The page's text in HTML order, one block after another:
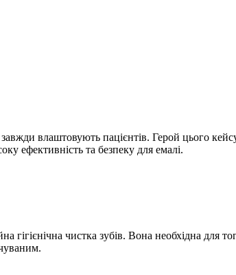
влаштовують пацієнтів. Герой цього
ефективність та безпеку для емалі.
чистка зубів. Вона необхідна для